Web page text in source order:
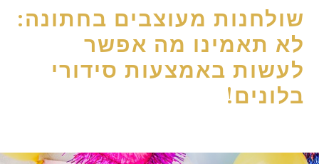
מעוצבים בחתונה:
תאמינו מה אפשר
באמצעות סידורי